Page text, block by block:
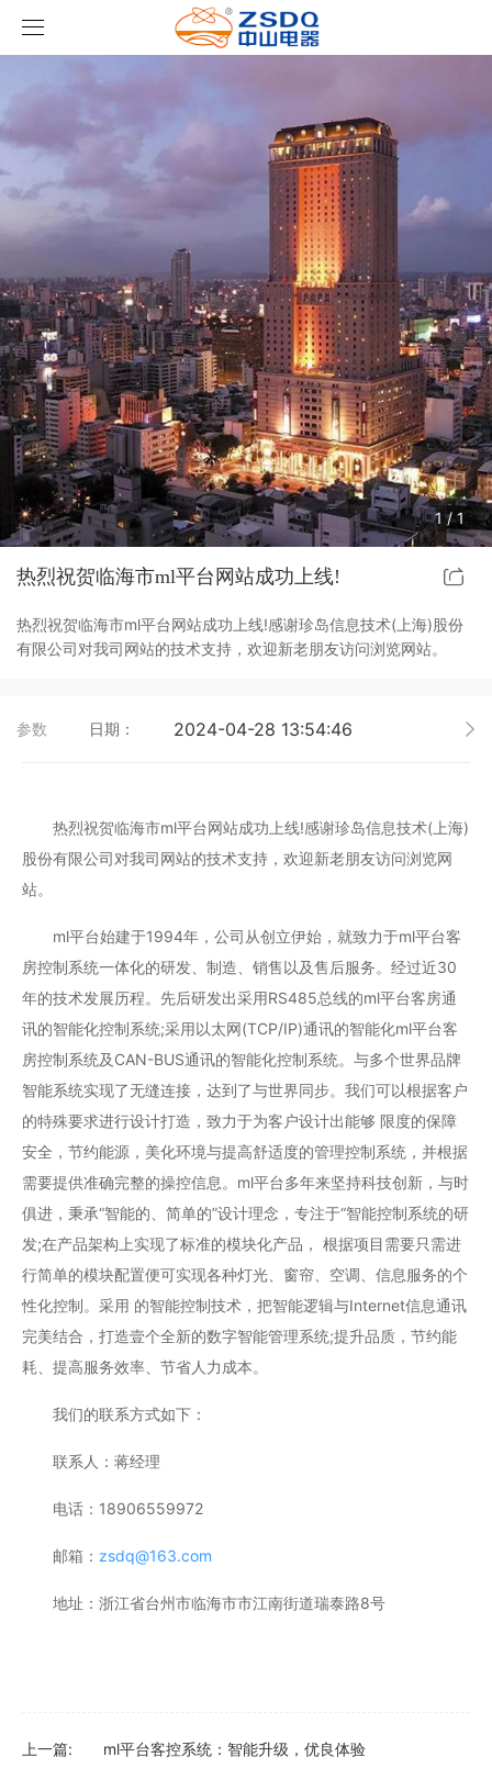
名典系列智能开关
雅典系列智能开关
轻典系列智能开关
怡典系列智能开关
智典系列智能开关
ml(中国)智能开关
睿典系列智能开关
君典系列智能开关
摇杆系列智能开关
70款的智能开关
客房门显系列
标准86门显
标准带房号门显
非标定制门显
客控系统
客控系统方案1
客控系统方案2
客控系统方案3
客控系统方案4
客控系统方案5
智能家居系列
电动窗帘
无线开关插座
特色产品
壁龛式插卡取电
行业新闻
成功案例
关于我们
ml(中国)
1 /1
热烈祝贺临海市ml平台网站成功上线!
热烈祝贺临海市ml平台网站成功上线!感谢珍岛信息技术(上海)股份
有限公司对我司网站的技术支持，欢迎新老朋友访问浏览网站。
参数 日期： 2024-04-28 13:54:46
热烈祝贺临海市ml平台网站成功上线!感谢珍岛信息技术(上海)
股份有限公司对我司网站的技术支持，欢迎新老朋友访问浏览网
站。
ml平台始建于1994年，公司从创立伊始，就致力于ml平台客
房控制系统一体化的研发、制造、销售以及售后服务。经过近30
年的技术发展历程。先后研发出采用RS485总线的ml平台客房通
讯的智能化控制系统;采用以太网(TCP/IP)通讯的智能化ml平台客
房控制系统及CAN-BUS通讯的智能化控制系统。与多个世界品牌
智能系统实现了无缝连接，达到了与世界同步。我们可以根据客户
的特殊要求进行设计打造，致力于为客户设计出能够 限度的保障
安全，节约能源，美化环境与提高舒适度的管理控制系统，并根据
需要提供准确完整的操控信息。ml平台多年来坚持科技创新，与时
俱进，秉承“智能的、简单的”设计理念，专注于“智能控制系统的研
发;在产品架构上实现了标准的模块化产品， 根据项目需要只需进
行简单的模块配置便可实现各种灯光、窗帘、空调、信息服务的个
性化控制。采用 的智能控制技术，把智能逻辑与Internet信息通讯
完美结合，打造壹个全新的数字智能管理系统;提升品质，节约能
耗、提高服务效率、节省人力成本。
我们的联系方式如下：
联系人：蒋经理
电话：18906559972
邮箱： zsdq@163.com
地址：浙江省台州市临海市市江南街道瑞泰路8号
上一篇: ml平台客控系统：智能升级，优良体验